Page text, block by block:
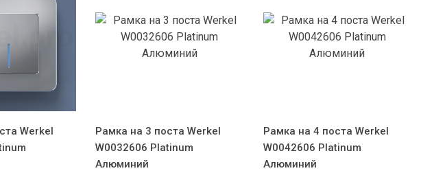
Werkel
Рамка на 3 поста Werkel
W0032606 Platinum
Алюминий
Рамка на 4 поста Werkel
W0042606 Platinum
Алюминий